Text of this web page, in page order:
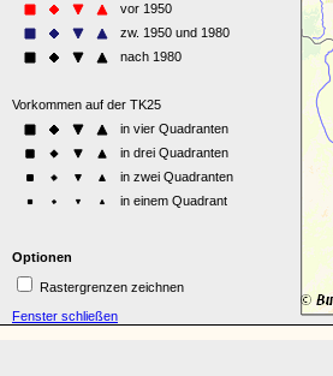
Optionen
Rastergrenzen zeichnen
Fenster schließen